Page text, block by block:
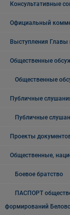
Консультативные
Официальный
Выступления Главы
Общественные
Общественные
Публичные
Публичные
Проекты
Общественные,
Боевое братство
ПАСПОРТ
формирований